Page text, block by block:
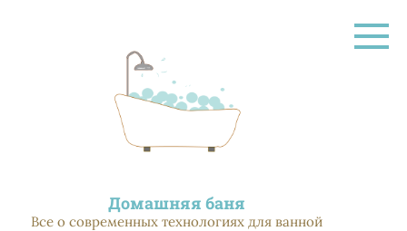
Домашняя баня
Все о современных технологиях для ванной